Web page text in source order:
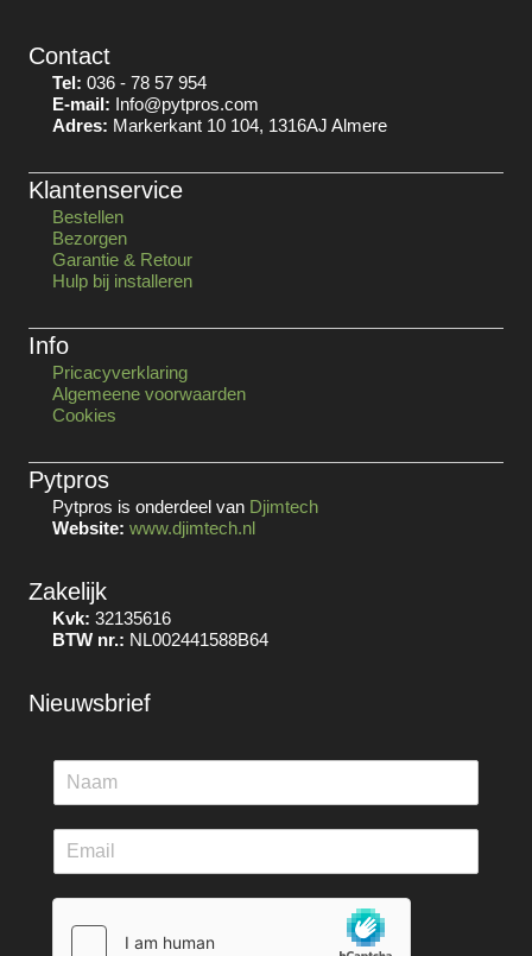
Contact
Tel: 036 - 78 57 954
E-mail: Info@pytpros.com
Adres: Markerkant 10 104, 1316AJ Almere
Klantenservice
Bestellen
Bezorgen
Garantie & Retour
Hulp bij installeren
Info
Pricacyverklaring
Algemeene voorwaarden
Cookies
Pytpros
Pytpros is onderdeel van Djimtech
Website: www.djimtech.nl
Zakelijk
Kvk: 32135616
BTW nr.: NL002441588B64
Nieuwsbrief